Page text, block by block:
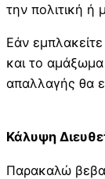
την πολιτική ή
Εάν
και το
απαλλαγής θα
Κάλυψη
Παρακαλώ